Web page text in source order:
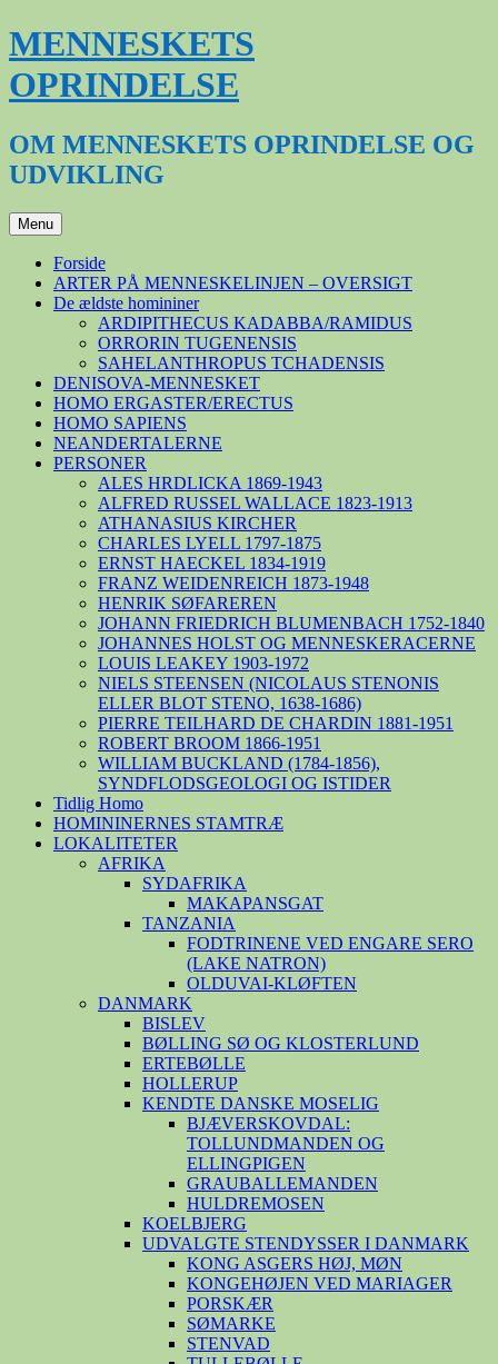
Hop
til
indhold
MENNESKETS
OPRINDELSE
OM MENNESKETS OPRINDELSE OG
UDVIKLING
Menu
Forside
ARTER PÅ MENNESKELINJEN – OVERSIGT
De ældste homininer
ARDIPITHECUS KADABBA/RAMIDUS
ORRORIN TUGENENSIS
SAHELANTHROPUS TCHADENSIS
DENISOVA-MENNESKET
HOMO ERGASTER/ERECTUS
HOMO SAPIENS
NEANDERTALERNE
PERSONER
ALES HRDLICKA 1869-1943
ALFRED RUSSEL WALLACE 1823-1913
ATHANASIUS KIRCHER
CHARLES LYELL 1797-1875
ERNST HAECKEL 1834-1919
FRANZ WEIDENREICH 1873-1948
HENRIK SØFAREREN
JOHANN FRIEDRICH BLUMENBACH 1752-1840
JOHANNES HOLST OG MENNESKERACERNE
LOUIS LEAKEY 1903-1972
NIELS STEENSEN (NICOLAUS STENONIS
ELLER BLOT STENO, 1638-1686)
PIERRE TEILHARD DE CHARDIN 1881-1951
ROBERT BROOM 1866-1951
WILLIAM BUCKLAND (1784-1856),
SYNDFLODSGEOLOGI OG ISTIDER
Tidlig Homo
HOMININERNES STAMTRÆ
LOKALITETER
AFRIKA
SYDAFRIKA
MAKAPANSGAT
TANZANIA
FODTRINENE VED ENGARE SERO
(LAKE NATRON)
OLDUVAI-KLØFTEN
DANMARK
BISLEV
BØLLING SØ OG KLOSTERLUND
ERTEBØLLE
HOLLERUP
KENDTE DANSKE MOSELIG
BJÆVERSKOVDAL:
TOLLUNDMANDEN OG
ELLINGPIGEN
GRAUBALLEMANDEN
HULDREMOSEN
KOELBJERG
UDVALGTE STENDYSSER I DANMARK
KONG ASGERS HØJ, MØN
KONGEHØJEN VED MARIAGER
PORSKÆR
SØMARKE
STENVAD